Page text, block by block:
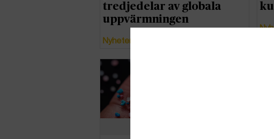
tredjedelar av globala
uppvärmningen
Nyheter